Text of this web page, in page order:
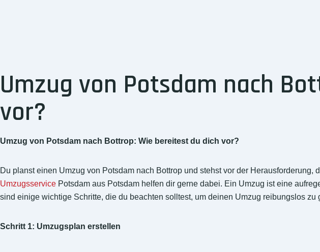
Umzug von Potsdam nach
vor?
Umzug von Potsdam nach Bottrop: Wie bereitest du dich vor?
Du planst einen Umzug von Potsdam nach Bottrop und stehst vor der
Umzugsservice Potsdam aus Potsdam helfen dir gerne dabei. Ein Umzug ist eine
sind einige wichtige Schritte, die du beachten solltest, um deinen Umzug reibungslos zu
Schritt 1: Umzugsplan erstellen